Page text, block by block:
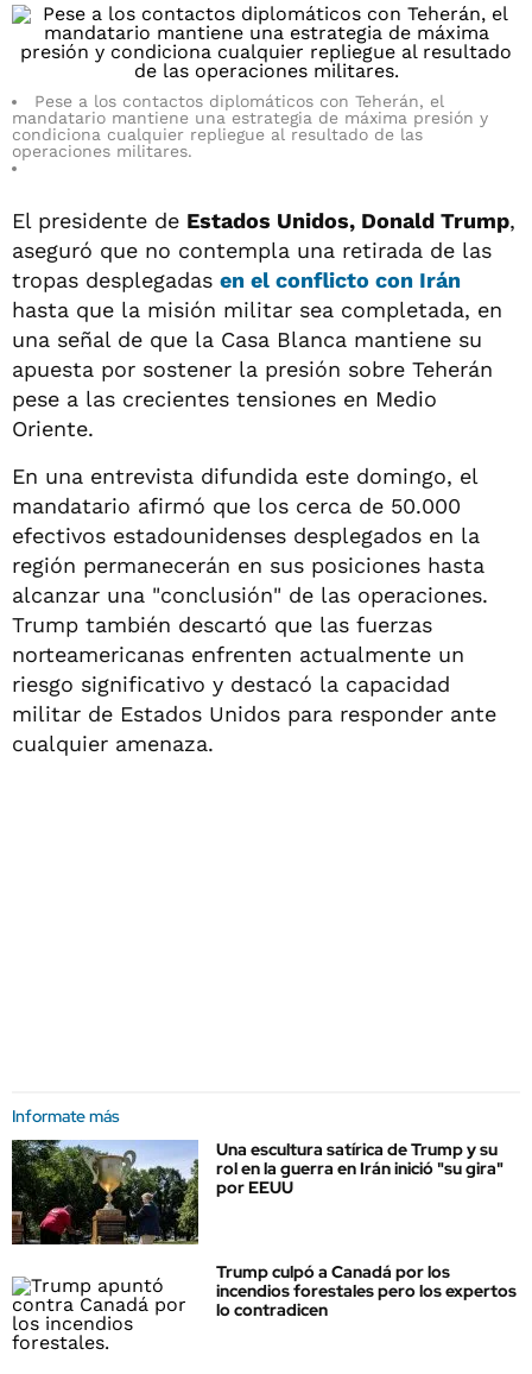
Pese a los contactos diplomáticos con Teherán, el
mandatario mantiene una estrategia de máxima presión y
condiciona cualquier repliegue al resultado de las
operaciones militares.
El presidente de Estados Unidos, Donald Trump,
aseguró que no contempla una retirada de las
tropas desplegadas en el conflicto con Irán
hasta que la misión militar sea completada, en
una señal de que la Casa Blanca mantiene su
apuesta por sostener la presión sobre Teherán
pese a las crecientes tensiones en Medio
Oriente.
En una entrevista difundida este domingo, el
mandatario afirmó que los cerca de 50.000
efectivos estadounidenses desplegados en la
región permanecerán en sus posiciones hasta
alcanzar una "conclusión" de las operaciones.
Trump también descartó que las fuerzas
norteamericanas enfrenten actualmente un
riesgo significativo y destacó la capacidad
militar de Estados Unidos para responder ante
cualquier amenaza.
Informate más
Una escultura satírica de Trump y su
rol en la guerra en Irán inició "su gira"
por EEUU
Trump culpó a Canadá por los
incendios forestales pero los expertos
lo contradicen